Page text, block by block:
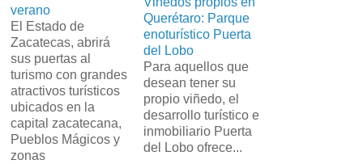
verano
El Estado de
Zacatecas, abrirá
sus puertas al
turismo con grandes
atractivos turísticos
ubicados en la
capital zacatecana,
Pueblos Mágicos y
zonas
Querétaro: Parque
enoturístico Puerta
del Lobo
Para aquellos que
desean tener su
propio viñedo, el
desarrollo turístico e
inmobiliario Puerta
del Lobo ofrece...